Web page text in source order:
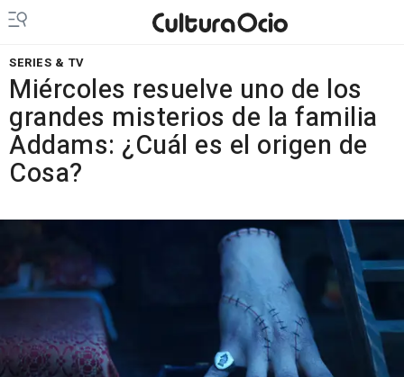
SERIES & TV
Miércoles resuelve uno de los
grandes misterios de la familia
Addams: ¿Cuál es el origen de
Cosa?